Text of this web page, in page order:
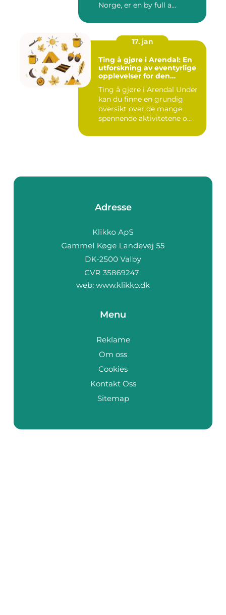
Norge, er en by full a...
17. jan
Ting å gjøre i Arendal: En
utforskning av eventyrlige
opplevelser for den
Ting å gjøre i Arendal Under
kan du finne en grundig
oversikt over de mange
spennende aktivitetene o...
Adresse
web: www.klikko.dk
Menu
Reklame
Om oss
Cookies
Kontakt Oss
Sitemap